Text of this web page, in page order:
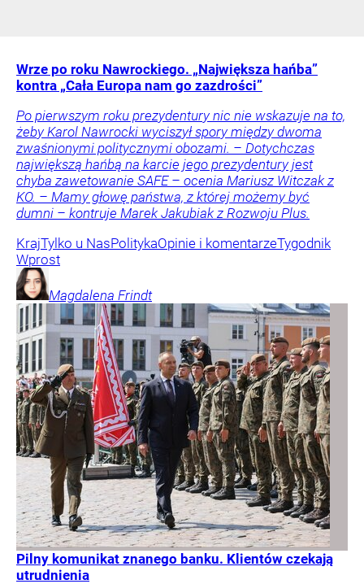
Wrze po roku Nawrockiego. „Największa hańba”
kontra „Cała Europa nam go zazdrości”
Po pierwszym roku prezydentury nic nie wskazuje na to,
żeby Karol Nawrocki wyciszył spory między dwoma
zwaśnionymi politycznymi obozami. – Dotychczas
największą hańbą na karcie jego prezydentury jest
chyba zawetowanie SAFE – ocenia Mariusz Witczak z
KO. – Mamy głowę państwa, z której możemy być
dumni – kontruje Marek Jakubiak z Rozwoju Plus.
KrajTylko u NasPolitykaOpinie i komentarzeTygodnik
Wprost
Magdalena Frindt
Pilny komunikat znanego banku. Klientów czekają
utrudnienia